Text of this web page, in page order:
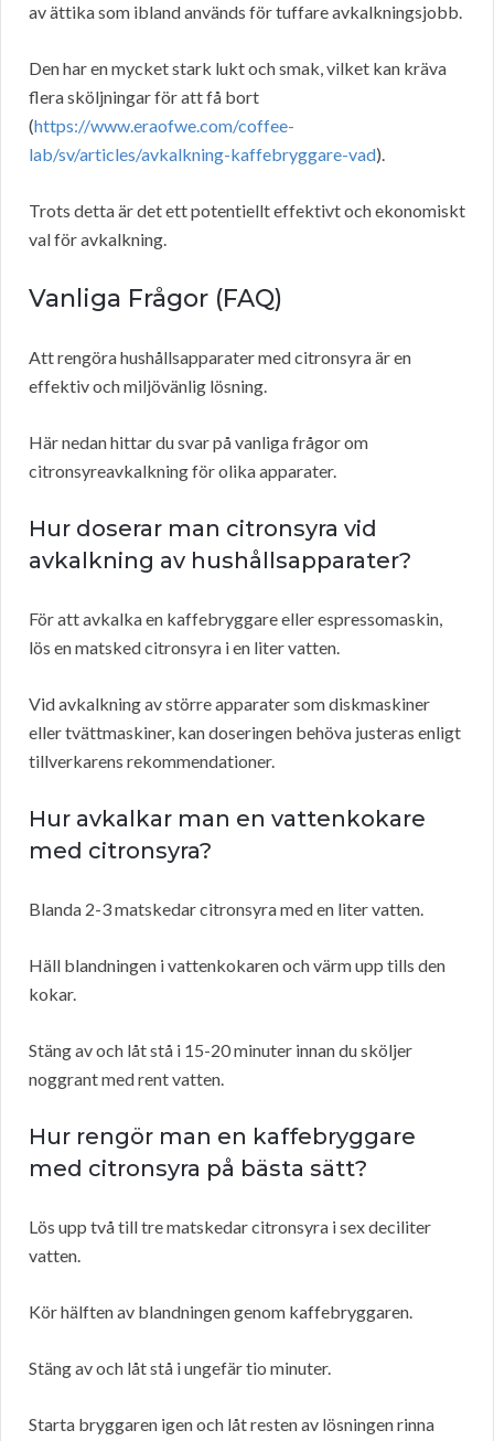
av ättika som ibland används för tuffare avkalkningsjobb.
Den har en mycket stark lukt och smak, vilket kan kräva
flera sköljningar för att få bort
(https://www.eraofwe.com/coffee-
lab/sv/articles/avkalkning-kaffebryggare-vad).
Trots detta är det ett potentiellt effektivt och ekonomiskt
val för avkalkning.
Vanliga Frågor (FAQ)
Att rengöra hushållsapparater med citronsyra är en
effektiv och miljövänlig lösning.
Här nedan hittar du svar på vanliga frågor om
citronsyreavkalkning för olika apparater.
Hur doserar man citronsyra vid
avkalkning av hushållsapparater?
För att avkalka en kaffebryggare eller espressomaskin,
lös en matsked citronsyra i en liter vatten.
Vid avkalkning av större apparater som diskmaskiner
eller tvättmaskiner, kan doseringen behöva justeras enligt
tillverkarens rekommendationer.
Hur avkalkar man en vattenkokare
med citronsyra?
Blanda 2-3 matskedar citronsyra med en liter vatten.
Häll blandningen i vattenkokaren och värm upp tills den
kokar.
Stäng av och låt stå i 15-20 minuter innan du sköljer
noggrant med rent vatten.
Hur rengör man en kaffebryggare
med citronsyra på bästa sätt?
Lös upp två till tre matskedar citronsyra i sex deciliter
vatten.
Kör hälften av blandningen genom kaffebryggaren.
Stäng av och låt stå i ungefär tio minuter.
Starta bryggaren igen och låt resten av lösningen rinna